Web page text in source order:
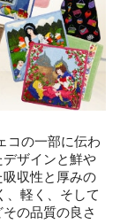
コの一部に伝わ
ザインと鮮や
収性と厚みの
、軽く、そして
の品質の良さ